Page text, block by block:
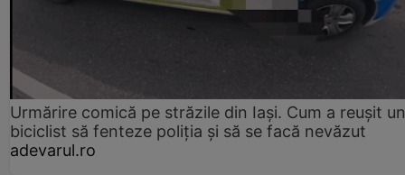
Urmărire comică pe străzile din Iași. Cum a reușit un
biciclist să fenteze poliția și să se facă nevăzut
adevarul.ro